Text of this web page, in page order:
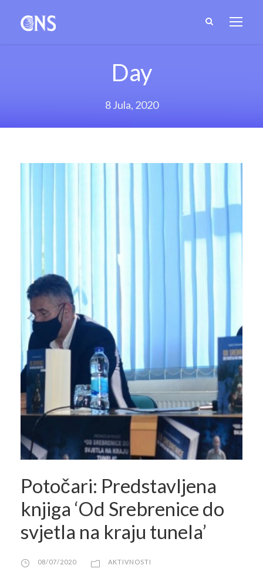
Day
8 Jula, 2020
Potočari: Predstavljena
knjiga ‘Od Srebrenice do
svjetla na kraju tunela’
08/07/2020 AKTIVNOSTI